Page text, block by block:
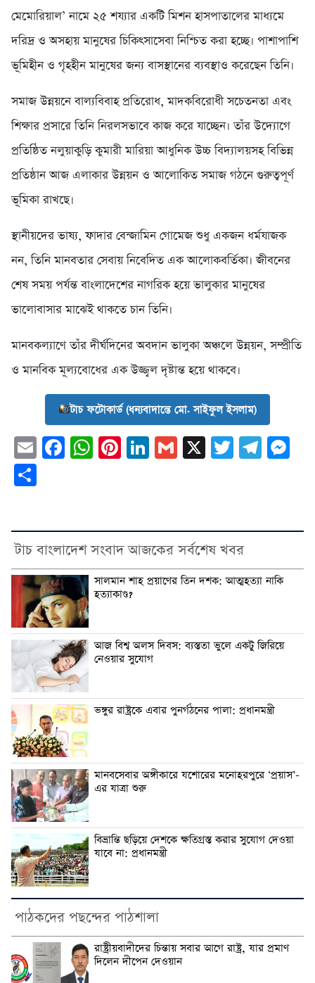
মেমোরিয়াল’ নামে ২৫ শয্যার একটি মিশন হাসপাতালের মাধ্যমে
দরিদ্র ও অসহায় মানুষের চিকিৎসাসেবা নিশ্চিত করা হচ্ছে। পাশাপাশি
ভূমিহীন ও গৃহহীন মানুষের জন্য বাসস্থানের ব্যবস্থাও করেছেন তিনি।
সমাজ উন্নয়নে বাল্যবিবাহ প্রতিরোধ, মাদকবিরোধী সচেতনতা এবং
শিক্ষার প্রসারে তিনি নিরলসভাবে কাজ করে যাচ্ছেন। তাঁর উদ্যোগে
প্রতিষ্ঠিত নলুয়াকুড়ি কুমারী মারিয়া আধুনিক উচ্চ বিদ্যালয়সহ বিভিন্ন
প্রতিষ্ঠান আজ এলাকার উন্নয়ন ও আলোকিত সমাজ গঠনে গুরুত্বপূর্ণ
ভূমিকা রাখছে।
স্থানীয়দের ভাষ্য, ফাদার বেন্জামিন গোমেজ শুধু একজন ধর্মযাজক
নন, তিনি মানবতার সেবায় নিবেদিত এক আলোকবর্তিকা। জীবনের
শেষ সময় পর্যন্ত বাংলাদেশের নাগরিক হয়ে ভালুকার মানুষের
ভালোবাসার মাঝেই থাকতে চান তিনি।
মানবকল্যাণে তাঁর দীর্ঘদিনের অবদান ভালুকা অঞ্চলে উন্নয়ন, সম্প্রীতি
ও মানবিক মূল্যবোধের এক উজ্জ্বল দৃষ্টান্ত হয়ে থাকবে।
টাচ ফটোকার্ড (ধন্যবাদান্তে মো. সাইফুল ইসলাম)
EmailFacebook
WhatsApp
Pinterest
LinkedIn
Gmail
X Twitter
টাচ বাংলাদেশ সংবাদ আজকের সর্বশেষ খবর
সালমান শাহ প্রয়াণের তিন দশক: আত্মহত্যা নাকি
হত্যাকাণ্ড?
আজ বিশ্ব অলস দিবস: ব্যস্ততা ভুলে একটু জিরিয়ে
নেওয়ার সুযোগ
ভঙ্গুর রাষ্ট্রকে এবার পুনর্গঠনের পালা: প্রধানমন্ত্রী
মানবসেবার অঙ্গীকারে যশোরের মনোহরপুরে ‘প্রয়াস’-
এর যাত্রা শুরু
বিভ্রান্তি ছড়িয়ে দেশকে ক্ষতিগ্রস্ত করার সুযোগ দেওয়া
যাবে না: প্রধানমন্ত্রী
পাঠকদের পছন্দের পাঠশালা
‎রাষ্ট্রীয়বাদীদের চিন্তায় সবার আগে রাষ্ট্র, যার প্রমাণ
দিলেন দীপেন দেওয়ান